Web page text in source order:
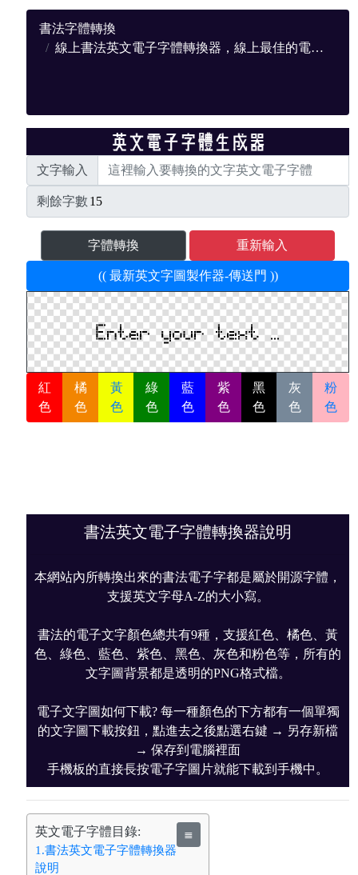
書法字體轉換
線上書法英文電子字體轉換器，線上最佳的電子轉換網站
文字輸入
剩餘字數
字體轉換 重新輸入
(( 最新英文字圖製作器-傳送門 ))
紅
色
橘
色
黃
色
綠
色
藍
色
紫
色
黑
色
灰
色
粉
色
書法英文電子字體轉換器說明
本網站內所轉換出來的書法電子字都是屬於開源字體，
支援英文字母A-Z的大小寫。
書法的電子文字顏色總共有9種，支援紅色、橘色、黃
色、綠色、藍色、紫色、黑色、灰色和粉色等，所有的
文字圖背景都是透明的PNG格式檔。
電子文字圖如何下載? 每一種顏色的下方都有一個單獨
的文字圖下載按鈕，點進去之後點選右鍵 → 另存新檔
→ 保存到電腦裡面
手機板的直接長按電子字圖片就能下載到手機中。
英文電子字體目錄: ≣
1.書法英文電子字體轉換器
說明